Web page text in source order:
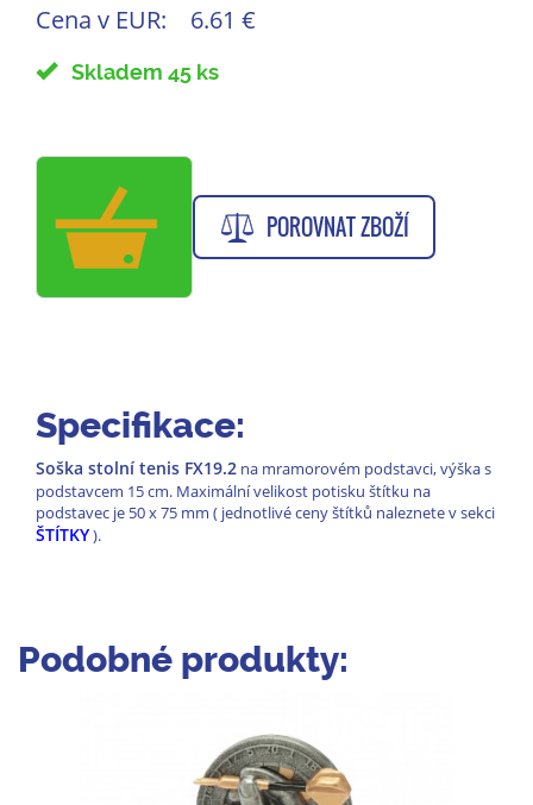
Cena v EUR: 6.61 €
Skladem 45 ks
POROVNAT ZBOŽÍ
Specifikace:
Soška stolní tenis FX19.2 na mramorovém podstavci, výška s
podstavcem 15 cm. Maximální velikost potisku štítku na
podstavec je 50 x 75 mm ( jednotlivé ceny štítků naleznete v sekci
ŠTÍTKY).
Podobné produkty: